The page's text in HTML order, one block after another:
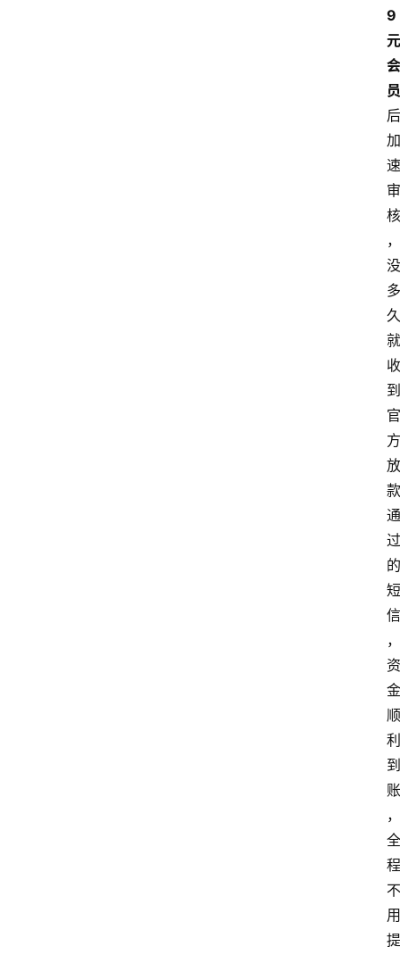
9
元
会
员
后
加
速
审
核
，
没
多
久
就
收
到
官
方
放
款
通
过
的
短
信
，
资
金
顺
利
到
账
，
全
程
不
用
提